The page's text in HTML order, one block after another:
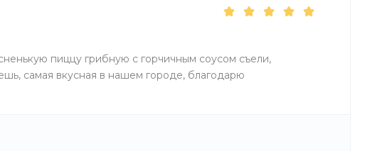
пиццу грибную с горчичным соусом съели,
самая вкусная в нашем городе, благодарю